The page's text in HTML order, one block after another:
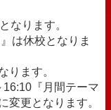
なります。
は休校となりま
ります。
16:10『月間テーマ
変更となります。